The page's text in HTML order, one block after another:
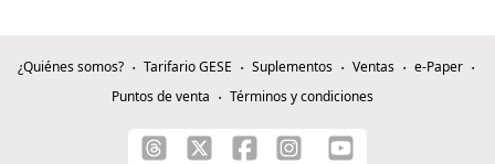
¿Quiénes somos? Tarifario GESE Suplementos Ventas
e-Paper
Puntos de venta
Términos y condiciones